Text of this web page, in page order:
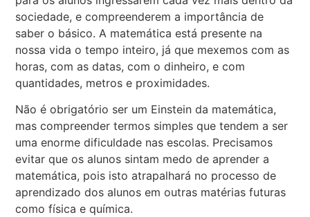
sociedade, e compreenderem a importância de
saber o básico. A matemática está presente na
nossa vida o tempo inteiro, já que mexemos com as
horas, com as datas, com o dinheiro, e com
quantidades, metros e proximidades.
Não é obrigatório ser um Einstein da matemática,
mas compreender termos simples que tendem a ser
uma enorme dificuldade nas escolas. Precisamos
evitar que os alunos sintam medo de aprender a
matemática, pois isto atrapalhará no processo de
aprendizado dos alunos em outras matérias futuras
como física e química.